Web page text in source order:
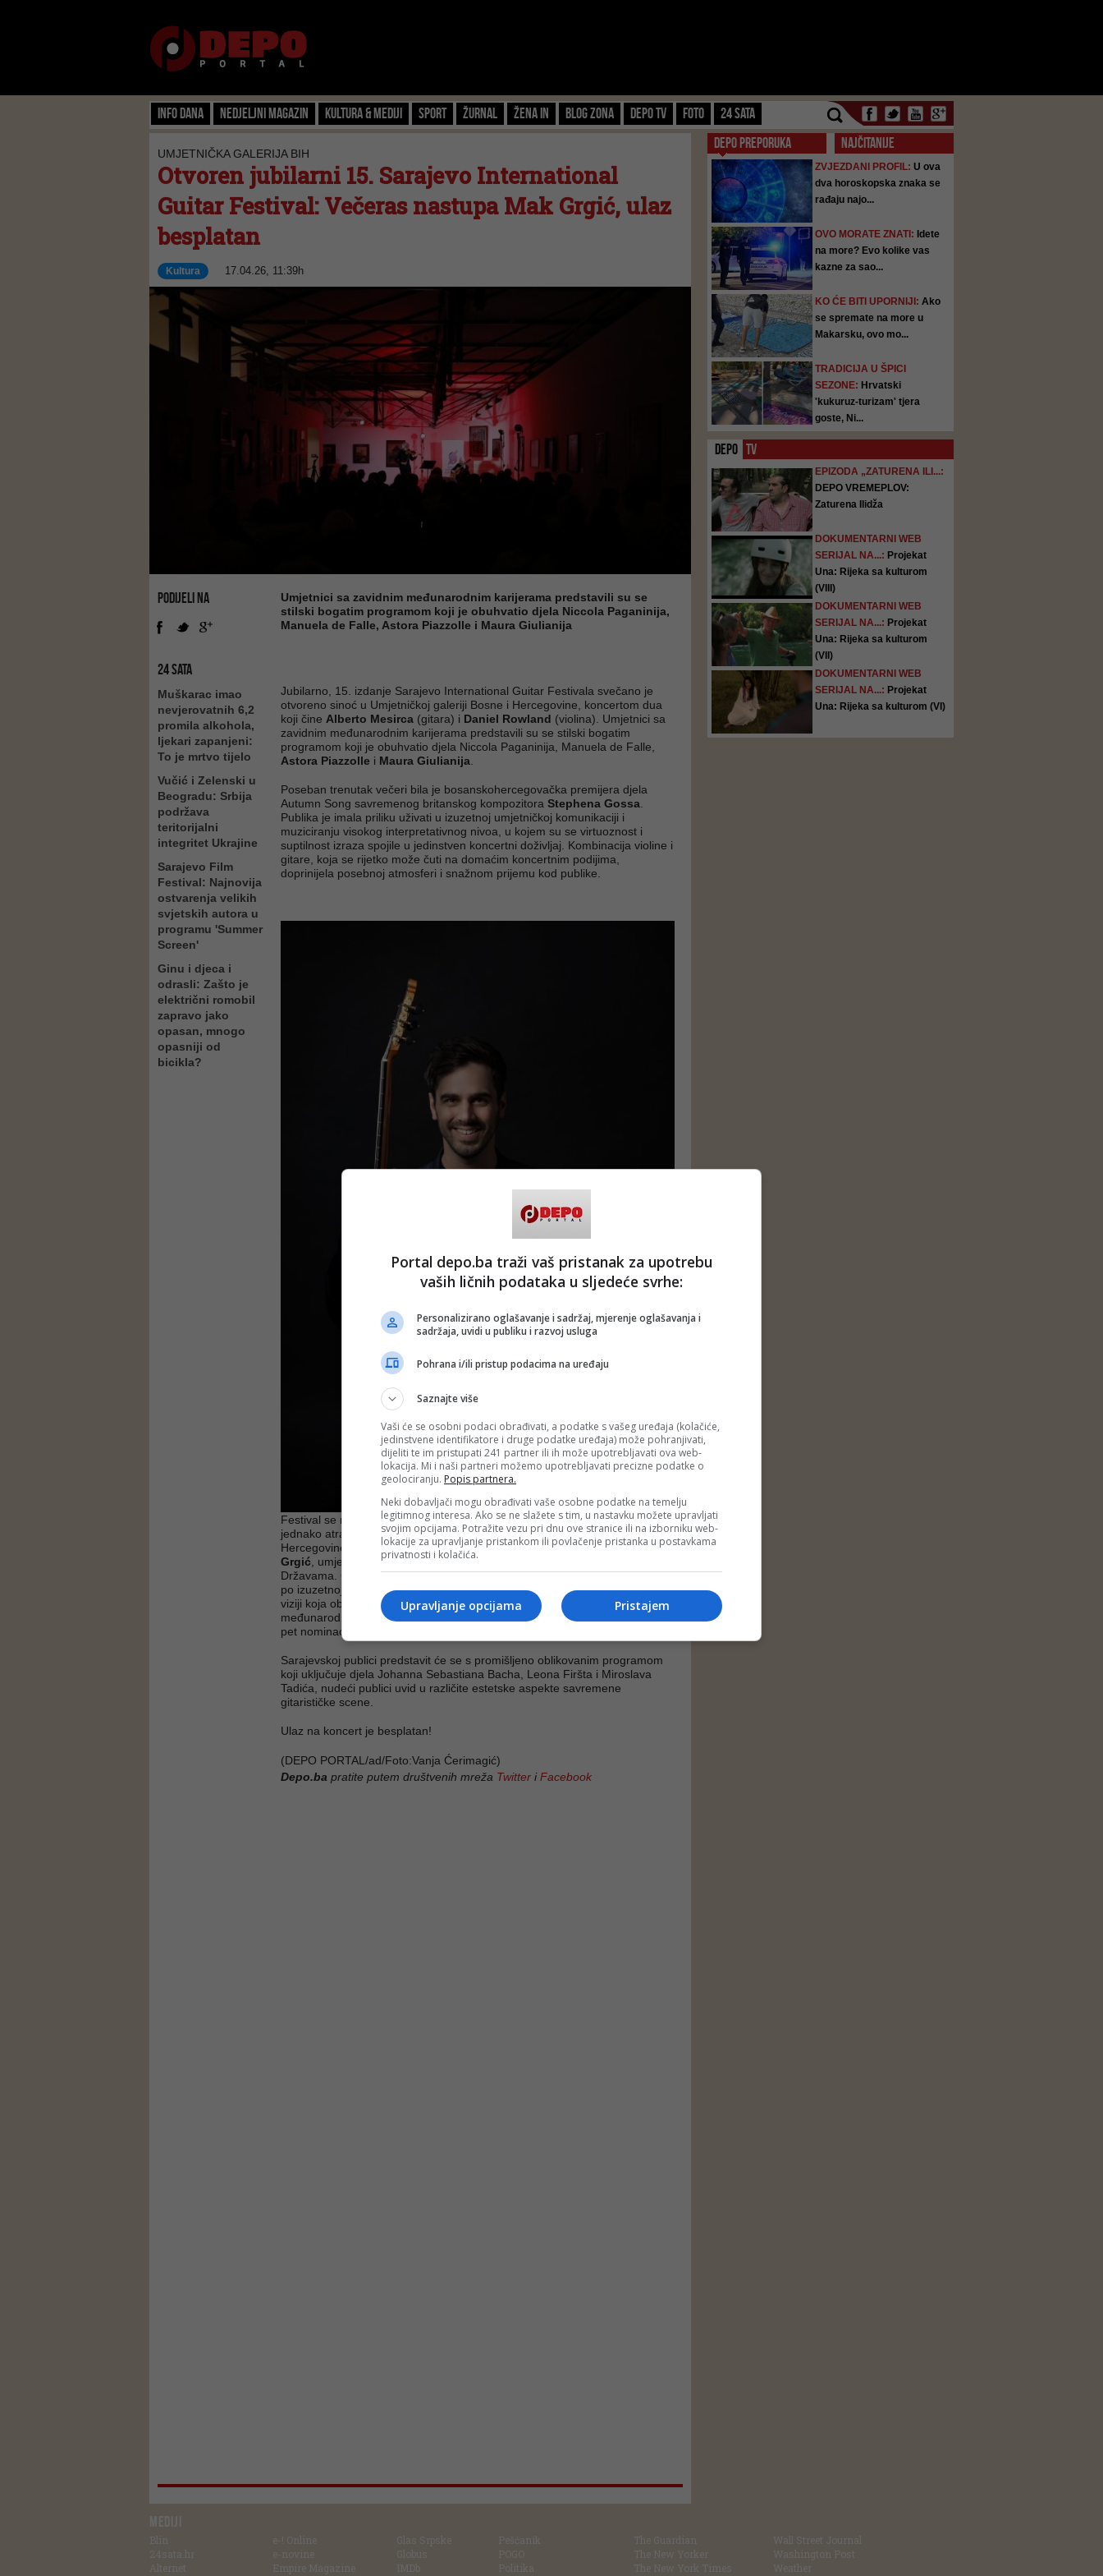
Info dana Nedjeljni magazin Kultura & Mediji Sport Žurnal Žena IN Blog zona Depo TV FOTO 24 SATA
UMJETNIČKA GALERIJA BIH
Otvoren jubilarni 15. Sarajevo International
Guitar Festival: Večeras nastupa Mak Grgić, ulaz
besplatan
Kultura 17.04.26, 11:39h
PODIJELI NA
24 SATA
Muškarac imao
nevjerovatnih 6,2
promila alkohola,
ljekari zapanjeni:
To je mrtvo tijelo
Vučić i Zelenski u
Beogradu: Srbija
podržava
teritorijalni
integritet Ukrajine
Sarajevo Film
Festival: Najnovija
ostvarenja velikih
svjetskih autora u
programu 'Summer
Screen'
Ginu i djeca i
odrasli: Zašto je
električni romobil
zapravo jako
opasan, mnogo
opasniji od
bicikla?
Umjetnici sa zavidnim međunarodnim karijerama predstavili su se
stilski bogatim programom koji je obuhvatio djela Niccola Paganinija,
Manuela de Falle, Astora Piazzolle i Maura Giulianija
Jubilarno, 15. izdanje Sarajevo International Guitar Festivala svečano je
otvoreno sinoć u Umjetničkoj galeriji Bosne i Hercegovine, koncertom dua
koji čine Alberto Mesirca (gitara) i Daniel Rowland (violina). Umjetnici sa
zavidnim međunarodnim karijerama predstavili su se stilski bogatim
programom koji je obuhvatio djela Niccola Paganinija, Manuela de Falle,
Astora Piazzolle i Maura Giulianija
Poseban trenutak večeri bila je bosanskohercegovačka premijera djela
Autumn Song savremenog britanskog kompozitora Stephena Gossa
Publika je imala priliku uživati u izuzetnoj umjetničkoj komunikaciji i
muziciranju visokog interpretativnog nivoa, u kojem su se virtuoznost i
suptilnost izraza spojile u jedinstven koncertni doživljaj. Kombinacija violine i
gitare, koja se rijetko može čuti na domaćim koncertnim podijima,
doprinijela posebnoj atmosferi i snažnom prijemu kod publike.
Festival se nastavlja već večeras novim koncertnim događajem koji donosi
jednako atraktivan umjetnički izraz. U Umjetničkoj galeriji Bosne i
Hercegovine, s početkom u 20:00 sati, nastupit će istaknuti gitaristaMak
Grgić , umjetnik slovenačkog porijekla sa adresom u Sjedinjenim Američkim
Državama. Grgić se ubraja među najpriznatije gitariste današnjice, poznat
po izuzetnoj tehničkoj preciznosti, interpretativnoj dubini i širokoj umjetničkoj
viziji koja obuhvata kako klasični, tako i savremeni repertoar. Njegova
međunarodna karijera obilježena je brojnim nastupima širom svijeta, ali i s
pet nominacija za prestižnu nagradu Grammy.
Sarajevskoj publici predstavit će se s promišljeno oblikovanim programom
koji uključuje djela Johanna Sebastiana Bacha, Leona Firšta i Miroslava
Tadića, nudeći publici uvid u različite estetske aspekte savremene
gitarističke scene.
Ulaz na koncert je besplatan!
(DEPO PORTAL/ad/Foto:Vanja Ćerimagić)
Depo.ba pratite putem društvenih mreža Twitter iFacebook
DEPO PREPORUKA NAJČITANIJE
ZVJEZDANI PROFIL: U ova
dva horoskopska znaka se
rađaju najo...
OVO MORATE ZNATI: Idete
na more? Evo kolike vas
kazne za sao...
KO ĆE BITI UPORNIJI: Ako
se spremate na more u
Makarsku, ovo mo...
TRADICIJA U ŠPICI
SEZONE: Hrvatski
'kukuruz-turizam' tjera
goste, Ni...
DEPO TV
EPIZODA „ZATURENA ILI...:
DEPO VREMEPLOV:
Zaturena Ilidža
DOKUMENTARNI WEB
SERIJAL NA...: Projekat
Una: Rijeka sa kulturom
(VIII)
DOKUMENTARNI WEB
SERIJAL NA...: Projekat
Una: Rijeka sa kulturom
(VII)
DOKUMENTARNI WEB
SERIJAL NA...: Projekat
Una: Rijeka sa kulturom (VI)
MEDIJI
Blin
24sata.hr
Alternet
e-! Online
e-novine
Empire Magazine
Glas Srpske
Globus
IMDb
Pešćanik
POGO
Politika
The Guardian
The New Yorker
The New York Times
Wall Street Journal
Washington Post
Weather
Portal depo.ba traži vaš pristanak za upotrebu
vaših ličnih podataka u sljedeće svrhe:
Personalizirano oglašavanje i sadržaj, mjerenje oglašavanja i
sadržaja, uvidi u publiku i razvoj usluga
Pohrana i/ili pristup podacima na uređaju
Saznajte više
Vaši će se osobni podaci obrađivati, a podatke s vašeg uređaja (kolačiće,
jedinstvene identifikatore i druge podatke uređaja) može pohranjivati,
dijeliti te im pristupati 241 partner ili ih može upotrebljavati ova web-
lokacija. Mi i naši partneri možemo upotrebljavati precizne podatke o
geolociranju. Popis partnera.
Neki dobavljači mogu obrađivati vaše osobne podatke na temelju
legitimnog interesa. Ako se ne slažete s tim, u nastavku možete upravljati
svojim opcijama. Potražite vezu pri dnu ove stranice ili na izborniku web-
lokacije za upravljanje pristankom ili povlačenje pristanka u postavkama
privatnosti i kolačića.
Pristajem
Upravljanje opcijama